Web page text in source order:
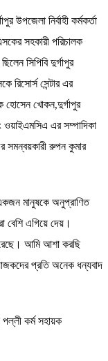
নির্বাহী কর্মকর্তা
সহকারী পরিচালক
সিপিবি দুর্গাপুর
রিসোর্স সেন্টার এর
হোসেন খোকন,দুর্গাপুর
ওয়াইএমসিএ এর সম্পাদিকা
সমন্বয়কারী রুপন কুমার
একজন মানুষকে অনুপ্রাণিত
বেশি এগিয়ে দেয়।
আমি আশা করছি
প্রতি অনেক ধন্যবাদ
কর্ম সহায়ক